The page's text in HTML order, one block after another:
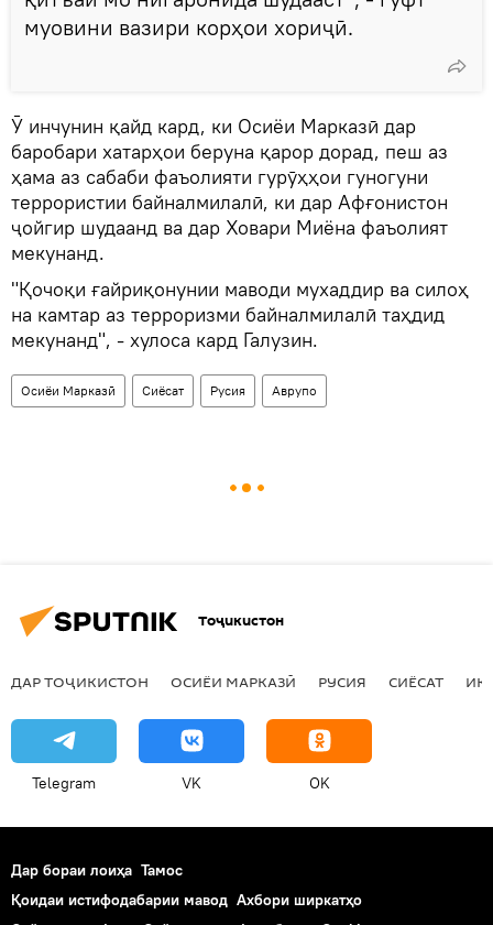
муовини вазири корҳои хориҷӣ.
Ӯ инчунин қайд кард, ки Осиёи Марказӣ дар
баробари хатарҳои беруна қарор дорад, пеш аз
ҳама аз сабаби фаъолияти гурӯҳҳои гуногуни
террористии байналмилалӣ, ки дар Афғонистон
ҷойгир шудаанд ва дар Ховари Миёна фаъолият
мекунанд.
"Қочоқи ғайриқонунии маводи мухаддир ва силоҳ
на камтар аз терроризми байналмилалӣ таҳдид
мекунанд", - хулоса кард Галузин.
Осиёи Марказӣ Сиёсат Русия Аврупо
Тоҷикистон
ДАР ТОҶИКИСТОН ОСИЁИ МАРКАЗӢ РУСИЯ СИЁСАТ
Telegram VK OK
Дар бораи лоиҳа Тамос
Қоидаи истифодабарии мавод Ахбори ширкатҳо